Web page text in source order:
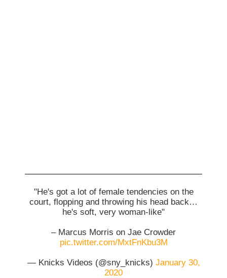
"He's got a lot of female tendencies on the
court, flopping and throwing his head back…
he's soft, very woman-like"
– Marcus Morris on Jae Crowder
pic.twitter.com/MxtFnKbu3M
— Knicks Videos (@sny_knicks) January 30,
2020